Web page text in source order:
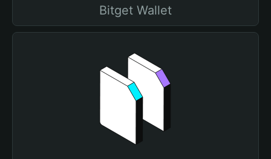
Bitget Wallet